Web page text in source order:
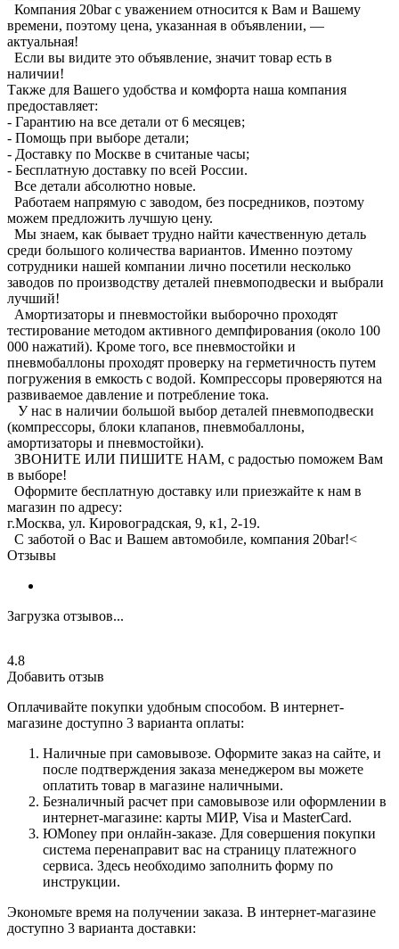
Компания 20bar c уважением относится к Вам и Вашему
времени, поэтому цена, указанная в объявлении, —
актуальная!
Если вы видите это объявление, значит товар есть в
наличии!
Также для Вашего удобства и комфорта наша компания
предоставляет:
- Гарантию на все детали от 6 месяцев;
- Помощь при выборе детали;
- Доставку по Москве в считаные часы;
- Бесплатную доставку по всей России.
Все детали абсолютно новые.
Работаем напрямую с заводом, без посредников, поэтому
можем предложить лучшую цену.
Мы знаем, как бывает трудно найти качественную деталь
среди большого количества вариантов. Именно поэтому
сотрудники нашей компании лично посетили несколько
заводов по производству деталей пневмоподвески и выбрали
лучший!
Амортизаторы и пневмостойки выборочно проходят
тестирование методом активного демпфирования (около 100
000 нажатий). Кроме того, все пневмостойки и
пневмобаллоны проходят проверку на герметичность путем
погружения в емкость с водой. Компрессоры проверяются на
развиваемое давление и потребление тока.
У нас в наличии большой выбор деталей пневмоподвески
(компрессоры, блоки клапанов, пневмобаллоны,
амортизаторы и пневмостойки).
ЗВОНИТЕ ИЛИ ПИШИТЕ НАМ, с радостью поможем Вам
в выборе!
Оформите бесплатную доставку или приезжайте к нам в
магазин по адресу:
г.Москва, ул. Кировоградская, 9, к1, 2-19.
С заботой о Вас и Вашем автомобиле, компания 20bar!<
Отзывы
Загрузка отзывов...
4.8
Добавить отзыв
Оплачивайте покупки удобным способом. В интернет-
магазине доступно 3 варианта оплаты:
Наличные при самовывозе. Оформите заказ на сайте, и
после подтверждения заказа менеджером вы можете
оплатить товар в магазине наличными.
Безналичный расчет при самовывозе или оформлении в
интернет-магазине: карты МИР, Visa и MasterCard.
ЮMoney при онлайн-заказе. Для совершения покупки
система перенаправит вас на страницу платежного
сервиса. Здесь необходимо заполнить форму по
инструкции.
Экономьте время на получении заказа. В интернет-магазине
доступно 3 варианта доставки: